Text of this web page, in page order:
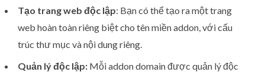
Tạo trang web độc lập: Bạn có thể tạo ra một trang
web hoàn toàn riêng biệt cho tên miền addon, với cấu
trúc thư mục và nội dung riêng.
Quản lý độc lập: Mỗi addon domain được quản lý độc